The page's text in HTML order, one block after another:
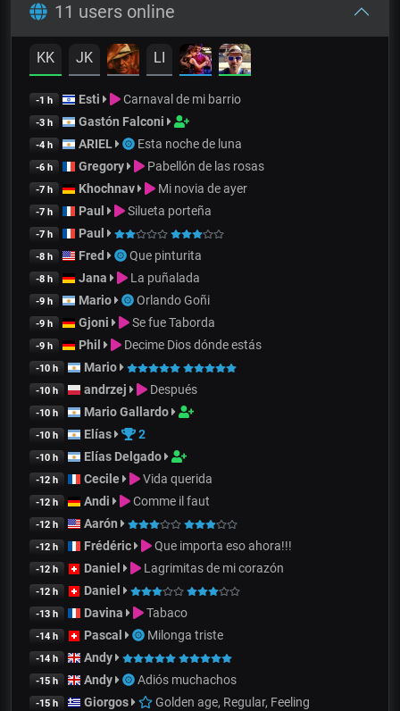
11 users online
KK JK LI
-1 h Esti Carnaval de mi barrio
-3 h Gastón Falconi
-4 h ARIEL Esta noche de luna
-6 h Gregory Pabellón de las rosas
-7 h Khochnav Mi novia de ayer
-7 h Paul Silueta porteña
-7 h Paul
-8 h Fred Que pinturita
-8 h Jana La puñalada
-9 h Mario Orlando Goñi
-9 h Gjoni Se fue Taborda
-9 h Phil Decime Dios dónde estás
-10 h Mario
-10 h andrzej Después
-10 h Mario Gallardo
-10 h Elías 2
-10 h Elías Delgado
-12 h Cecile Vida querida
-12 h Andi Comme il faut
-12 h Aarón
-12 h Frédéric Que importa eso ahora!!!
-12 h Daniel Lagrimitas de mi corazón
-12 h Daniel
-13 h Davina Tabaco
-14 h Pascal Milonga triste
-14 h Andy
-15 h Andy Adiós muchachos
-15 h Giorgos Golden age, Regular, Feeling